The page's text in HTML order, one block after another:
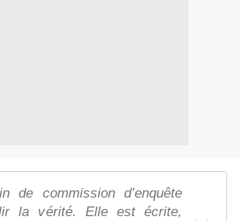
de commission d’enquête
la vérité. Elle est écrite,